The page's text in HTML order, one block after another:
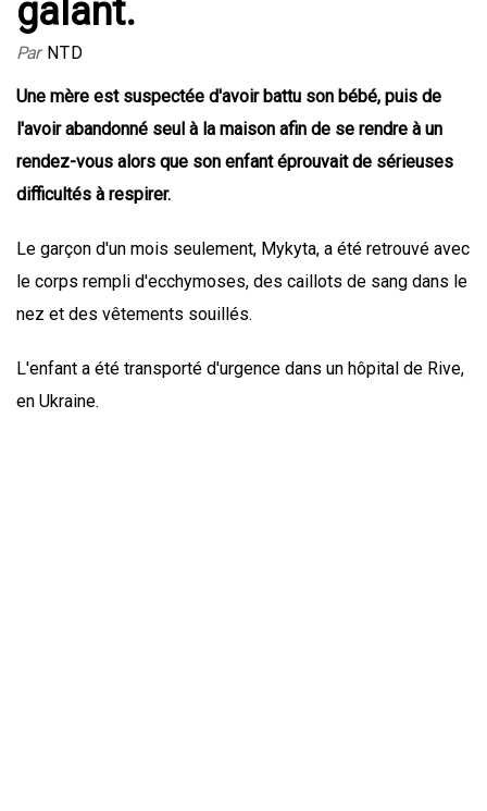
galant.
Par NTD
Une mère est suspectée d'avoir battu son bébé, puis de
l'avoir abandonné seul à la maison afin de se rendre à un
rendez-vous alors que son enfant éprouvait de sérieuses
difficultés à respirer.
Le garçon d'un mois seulement, Mykyta, a été retrouvé avec
le corps rempli d'ecchymoses, des caillots de sang dans le
nez et des vêtements souillés.
L'enfant a été transporté d'urgence dans un hôpital de Rive,
en Ukraine.